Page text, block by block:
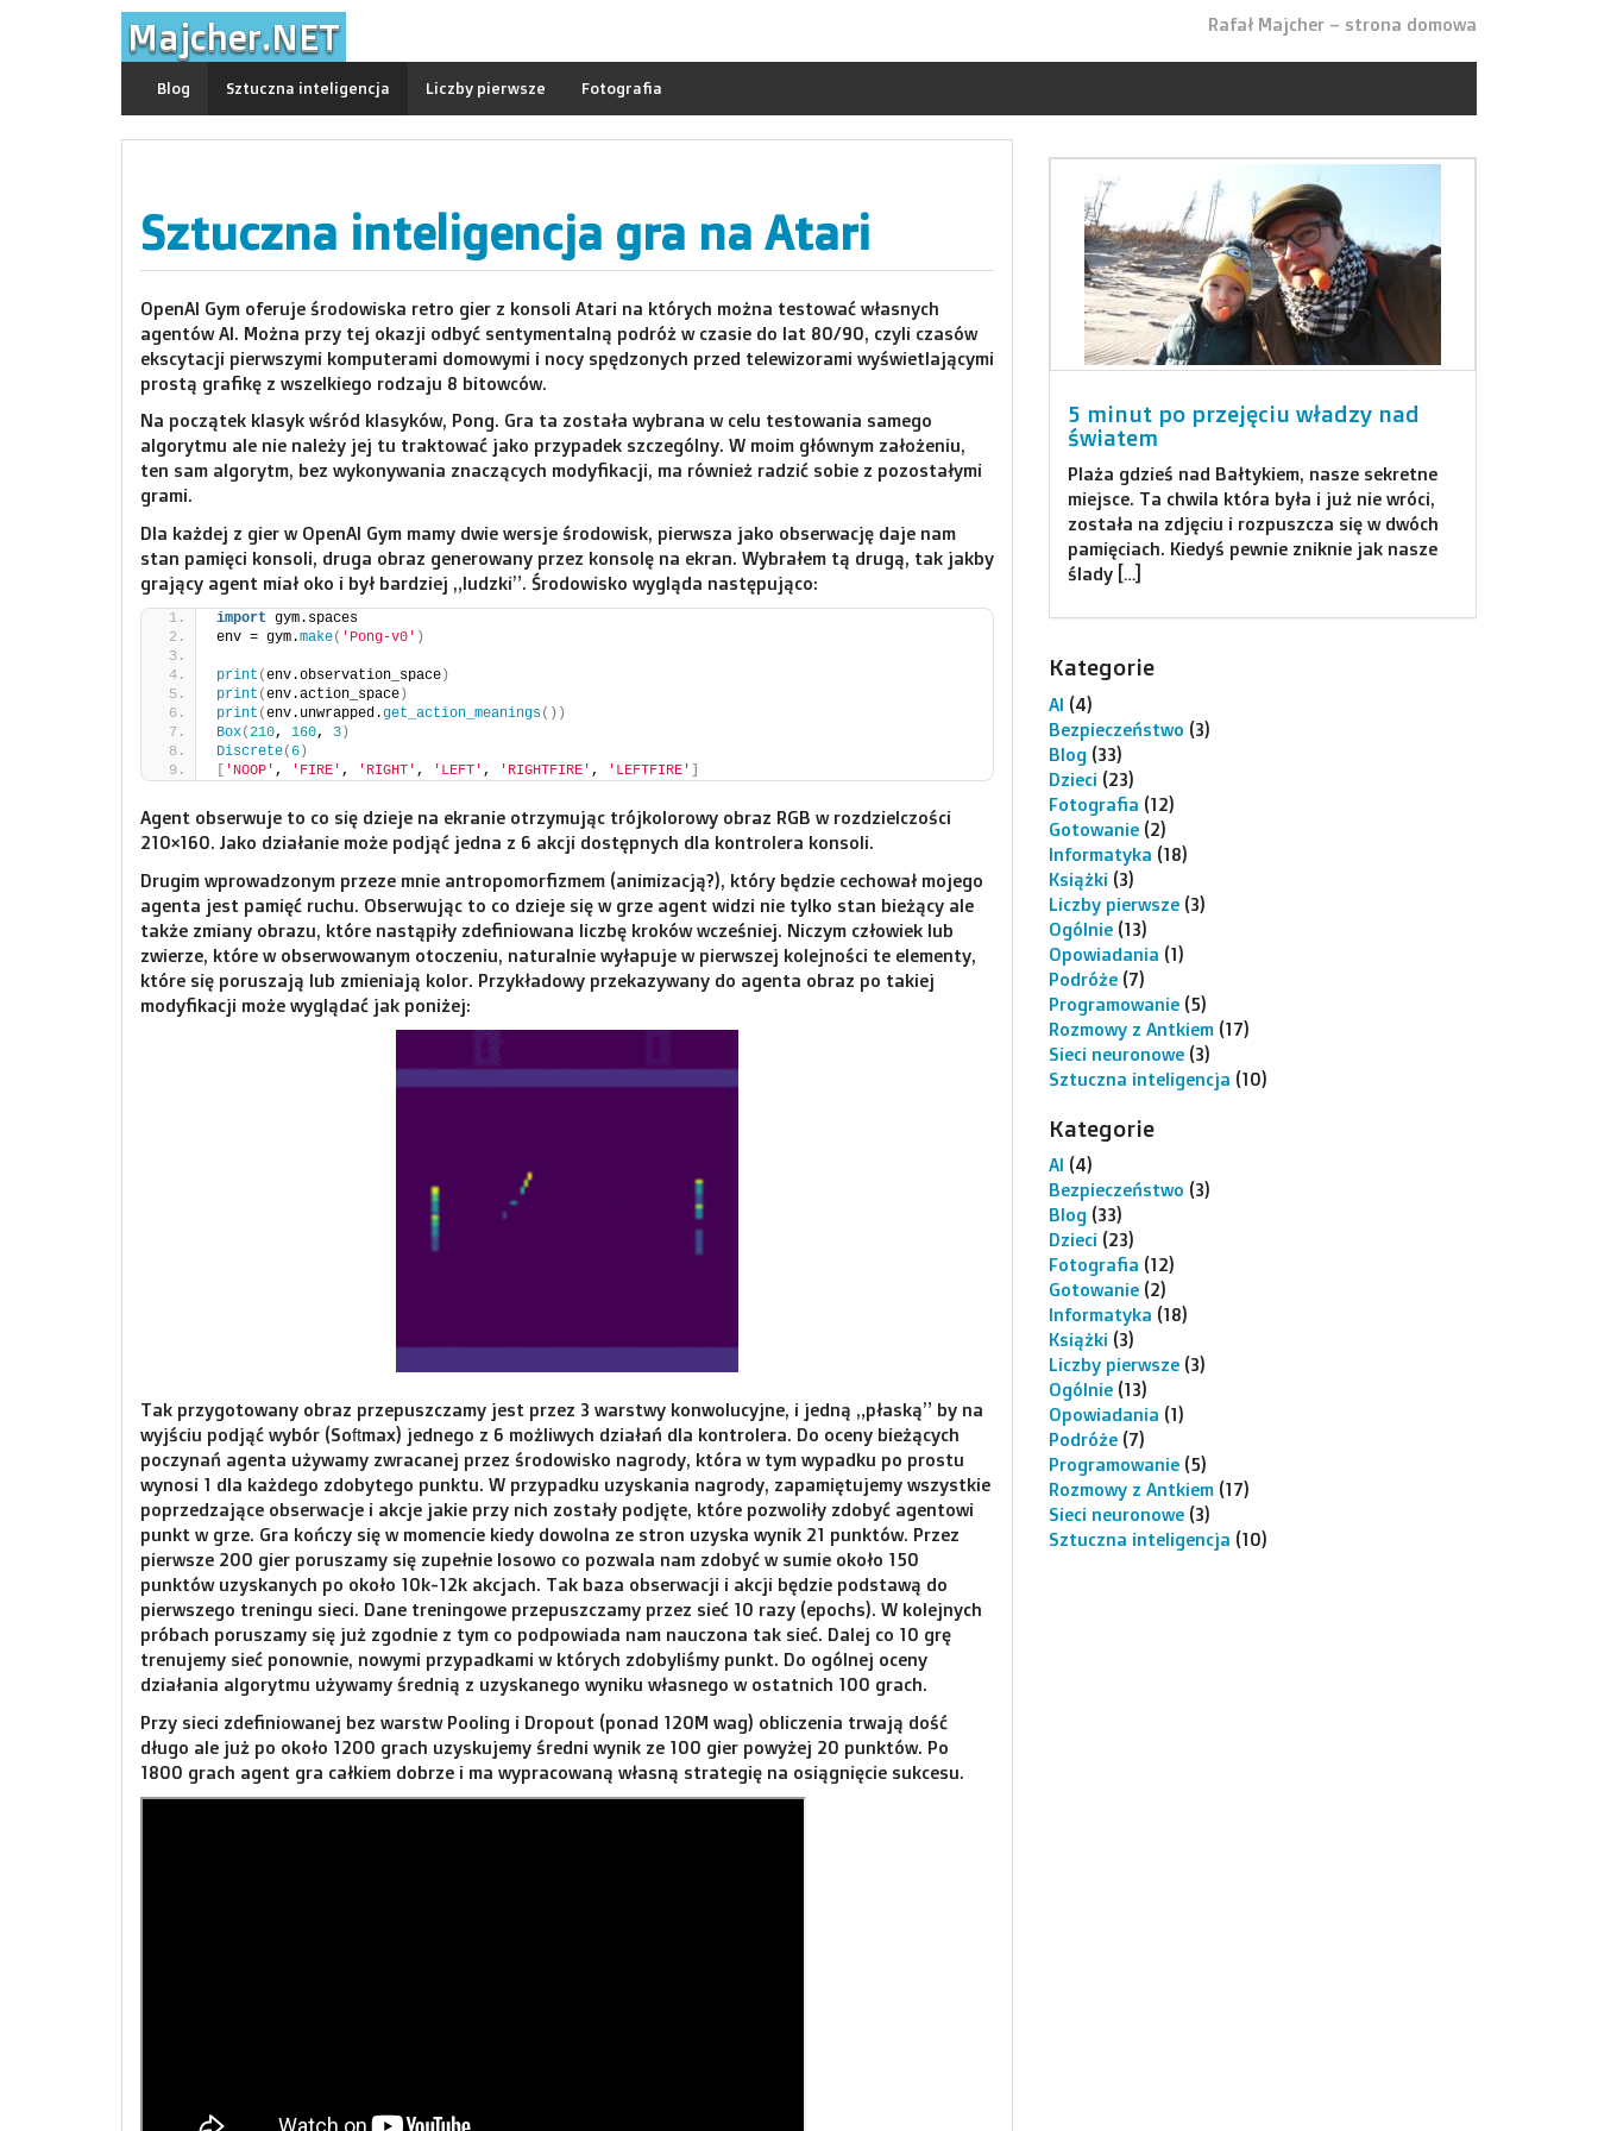
Majcher.NET Rafał Majcher – strona domowa
Blog Sztuczna inteligencja Liczby pierwsze Fotografia
Sztuczna inteligencja gra na Atari
OpenAI Gym oferuje środowiska retro gier z konsoli Atari na których można testować własnych
agentów AI. Można przy tej okazji odbyć sentymentalną podróż w czasie do lat 80/90, czyli czasów
ekscytacji pierwszymi komputerami domowymi i nocy spędzonych przed telewizorami wyświetlającymi
prostą grafikę z wszelkiego rodzaju 8 bitowców.
Na początek klasyk wśród klasyków, Pong. Gra ta została wybrana w celu testowania samego
algorytmu ale nie należy jej tu traktować jako przypadek szczególny. W moim głównym założeniu,
ten sam algorytm, bez wykonywania znaczących modyfikacji, ma również radzić sobie z pozostałymi
grami.
Dla każdej z gier w OpenAI Gym mamy dwie wersje środowisk, pierwsza jako obserwację daje nam
stan pamięci konsoli, druga obraz generowany przez konsolę na ekran. Wybrałem tą drugą, tak jakby
grający agent miał oko i był bardziej „ludzki”. Środowisko wygląda następująco:
import gym.spaces
env = gym.make( 'Pong-v0' )
print (env.observation_space )
print (env.action_space )
print (env.unwrapped.get_action_meanings())
Box(210, 160, 3 )
Discrete( 6 )
'NOOP' , 'FIRE' , 'RIGHT' , 'LEFT' , 'RIGHTFIRE' , 'LEFTFIRE'
Agent obserwuje to co się dzieje na ekranie otrzymując trójkolorowy obraz RGB w rozdzielczości
210×160. Jako działanie może podjąć jedna z 6 akcji dostępnych dla kontrolera konsoli.
Drugim wprowadzonym przeze mnie antropomorfizmem (animizacją?), który będzie cechował mojego
agenta jest pamięć ruchu. Obserwując to co dzieje się w grze agent widzi nie tylko stan bieżący ale
także zmiany obrazu, które nastąpiły zdefiniowana liczbę kroków wcześniej. Niczym człowiek lub
zwierze, które w obserwowanym otoczeniu, naturalnie wyłapuje w pierwszej kolejności te elementy,
które się poruszają lub zmieniają kolor. Przykładowy przekazywany do agenta obraz po takiej
modyfikacji może wyglądać jak poniżej:
Tak przygotowany obraz przepuszczamy jest przez 3 warstwy konwolucyjne, i jedną „płaską” by na
wyjściu podjąć wybór (Softmax) jednego z 6 możliwych działań dla kontrolera. Do oceny bieżących
poczynań agenta używamy zwracanej przez środowisko nagrody, która w tym wypadku po prostu
wynosi 1 dla każdego zdobytego punktu. W przypadku uzyskania nagrody, zapamiętujemy wszystkie
poprzedzające obserwacje i akcje jakie przy nich zostały podjęte, które pozwoliły zdobyć agentowi
punkt w grze. Gra kończy się w momencie kiedy dowolna ze stron uzyska wynik 21 punktów. Przez
pierwsze 200 gier poruszamy się zupełnie losowo co pozwala nam zdobyć w sumie około 150
punktów uzyskanych po około 10k-12k akcjach. Tak baza obserwacji i akcji będzie podstawą do
pierwszego treningu sieci. Dane treningowe przepuszczamy przez sieć 10 razy (epochs). W kolejnych
próbach poruszamy się już zgodnie z tym co podpowiada nam nauczona tak sieć. Dalej co 10 grę
trenujemy sieć ponownie, nowymi przypadkami w których zdobyliśmy punkt. Do ogólnej oceny
działania algorytmu używamy średnią z uzyskanego wyniku własnego w ostatnich 100 grach.
Przy sieci zdefiniowanej bez warstw Pooling i Dropout (ponad 120M wag) obliczenia trwają dość
długo ale już po około 1200 grach uzyskujemy średni wynik ze 100 gier powyżej 20 punktów. Po
1800 grach agent gra całkiem dobrze i ma wypracowaną własną strategię na osiągnięcie sukcesu.
5 minut po przejęciu władzy nad
światem
Plaża gdzieś nad Bałtykiem, nasze sekretne
została na zdjęciu i rozpuszcza się w dwóch
pamięciach. Kiedyś pewnie zniknie jak nasze
ślady […]
Kierunek Bałkany
Wyjazd ten wyszedł nam zupełnie
cały kolejny tydzień, a że było to w
Warszawie, w drodze powrotnej […]
Kategorie
AI (4)
Bezpieczeństwo (3)
Blog (33)
Dzieci (23)
Fotografia (12)
Gotowanie (2)
Informatyka (18)
Książki (3)
Liczby pierwsze (3)
Ogólnie (13)
Opowiadania (1)
Podróże (7)
Programowanie (5)
Rozmowy z Antkiem (17)
Sieci neuronowe (3)
Sztuczna inteligencja (10)
Kategorie
AI (4)
Bezpieczeństwo (3)
Blog (33)
Dzieci (23)
Fotografia (12)
Gotowanie (2)
Informatyka (18)
Książki (3)
Liczby pierwsze (3)
Ogólnie (13)
Opowiadania (1)
Podróże (7)
Programowanie (5)
Rozmowy z Antkiem (17)
Sieci neuronowe (3)
Sztuczna inteligencja (10)